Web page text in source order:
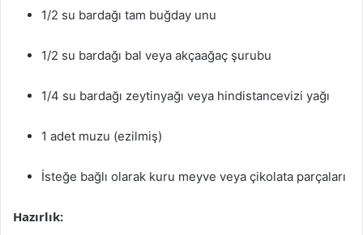
1/2 su bardağı tam buğday unu
1/2 su bardağı bal veya akçaağaç şurubu
1/4 su bardağı zeytinyağı veya hindistancevizi yağı
1 adet muzu (ezilmiş)
İsteğe bağlı olarak kuru meyve veya çikolata parçaları
Hazırlık: